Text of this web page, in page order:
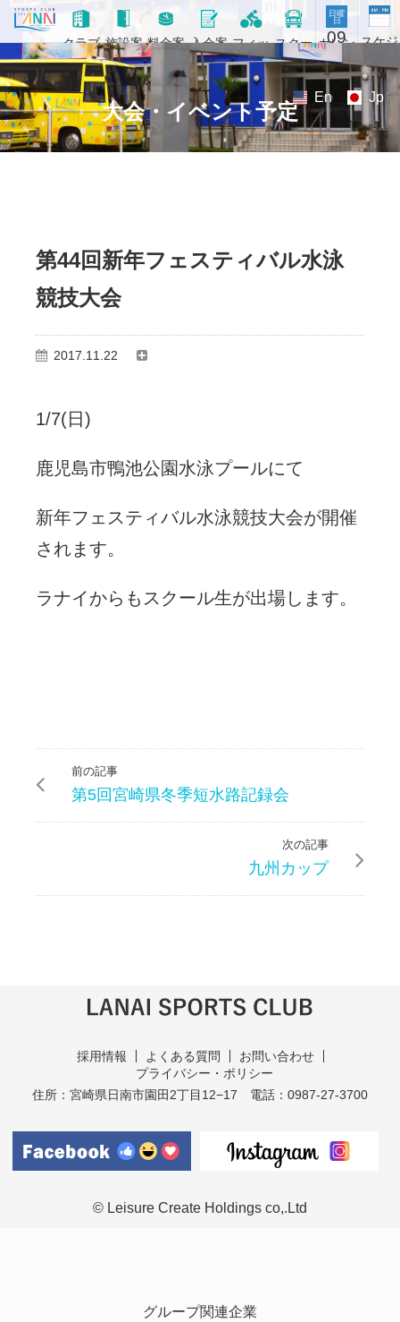
En Jp
クラブ
概要
施設案
内
料金案 入会案
内
フィッ
トネス
スクー
ル
日曜
日
09
カレン
ダー
スケジ
ュール
大会・イベント予定
第44回新年フェスティバル水泳
競技大会
2017.11.22
1/7(日)
鹿児島市鴨池公園水泳プールにて
新年フェスティバル水泳競技大会が開催
されます。
ラナイからもスクール生が出場します。
前の記事
第5回宮崎県冬季短水路記録会
次の記事
九州カップ
採用情報 よくある質問
お問い合わせ
プライバシー・ポリシー
住所：宮崎県日南市園田2丁目12−17
電話：0987-27-3700
© Leisure Create Holdings co,.Ltd
グループ関連企業